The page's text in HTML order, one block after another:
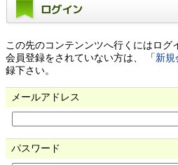
ログイン
この先のコンテンンツへ行くにはログ
会員登録をされていない方は、 「新規
録下さい。
メールアドレス
パスワード